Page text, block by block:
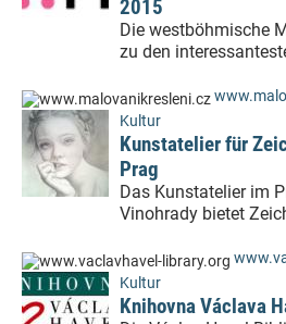
2015
Die westböhmische
zu den
Kultur
Kunstatelier für
Prag
Das Kunstatelier im
Vinohrady bietet
Kultur
Knihovna Václava